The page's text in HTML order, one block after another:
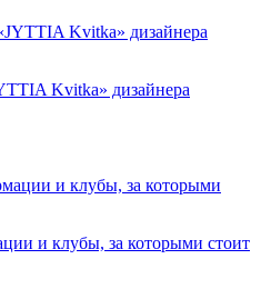
Kvitka» дизайнера
и клубы, за которыми стоит